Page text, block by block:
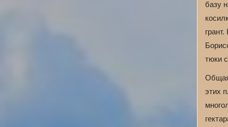
базу
тюки
Общая
этих